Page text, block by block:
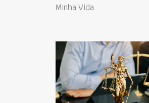
Minha Vida